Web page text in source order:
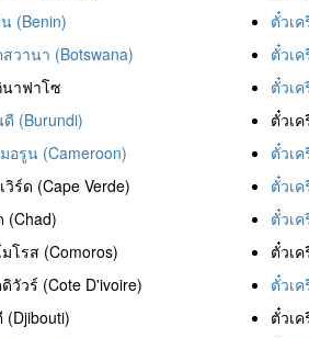
(Benin)
ตั๋วเ
วานา (Botswana)
ตั๋วเ
นาฟาโซ
ตั๋วเ
(Burundi)
ตั๋วเ
อรูน (Cameroon)
ตั๋วเ
วิร์ด (Cape Verde)
ตั๋วเ
(Chad)
ตั๋วเ
โรส (Comoros)
ตั๋วเ
วัวร์ (Cote D'ivoire)
ตั๋วเ
(Djibouti)
ตั๋วเ